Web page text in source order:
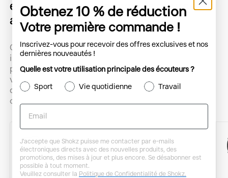
écouteurs pour la gym, la course et
autres entraînements
Choisir les écouteurs idéaux pour l'entraînement
implique de trouver ce point d'équilibre où
performance, confort et sécurité se croisent. Pour
vous assurer de faire le bon choix pour votre style
de vie actif, voici un guide pratique sur comment
choisir les meilleurs écouteurs de sport de Shokz.
Obtenez 10 % de réduction
Votre première commande !
Inscrivez-vous pour recevoir des offres exclusives et nos
dernières nouveautés !
Quelle est votre utilisation principale des écouteurs ?
Sport Vie quotidienne Travail
Email
J'accepte que Shokz puisse me contacter par e-mails
électroniques directs avec des nouvelles produits, des
promotions, des mises à jour et plus encore. Se désabonner est
possible à tout moment.
Veuillez consulter la Politique de Confidentialité de Shokz.